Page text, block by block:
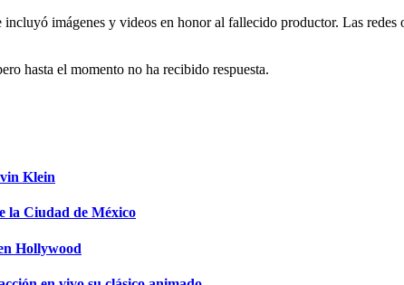
incluyó imágenes y videos en honor al fallecido productor. Las
hasta el momento no ha recibido respuesta.
Klein
la Ciudad de México
Hollywood